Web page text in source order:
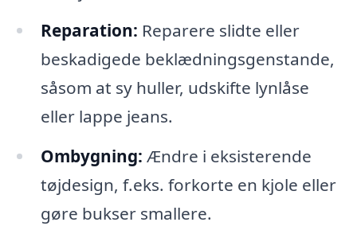
Reparation: Reparere slidte eller
beskadigede beklædningsgenstande,
såsom at sy huller, udskifte lynlåse
eller lappe jeans.
Ombygning: Ændre i eksisterende
tøjdesign, f.eks. forkorte en kjole eller
gøre bukser smallere.